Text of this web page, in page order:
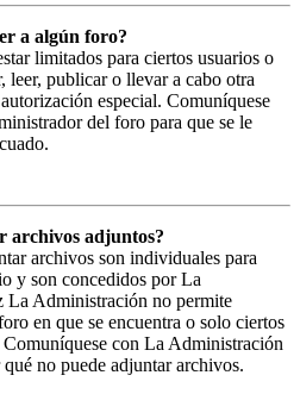
a algún foro?
limitados para ciertos usuarios o
leer, publicar o llevar a cabo otra
especial. Comuníquese
del foro para que se le
archivos adjuntos?
archivos son individuales para
y son concedidos por La
La Administración no permite
en que se encuentra o solo ciertos
con La Administración
no puede adjuntar archivos.